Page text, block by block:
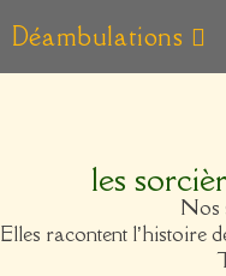
Déambulations
les
Nos
Elles racontent l’histoire